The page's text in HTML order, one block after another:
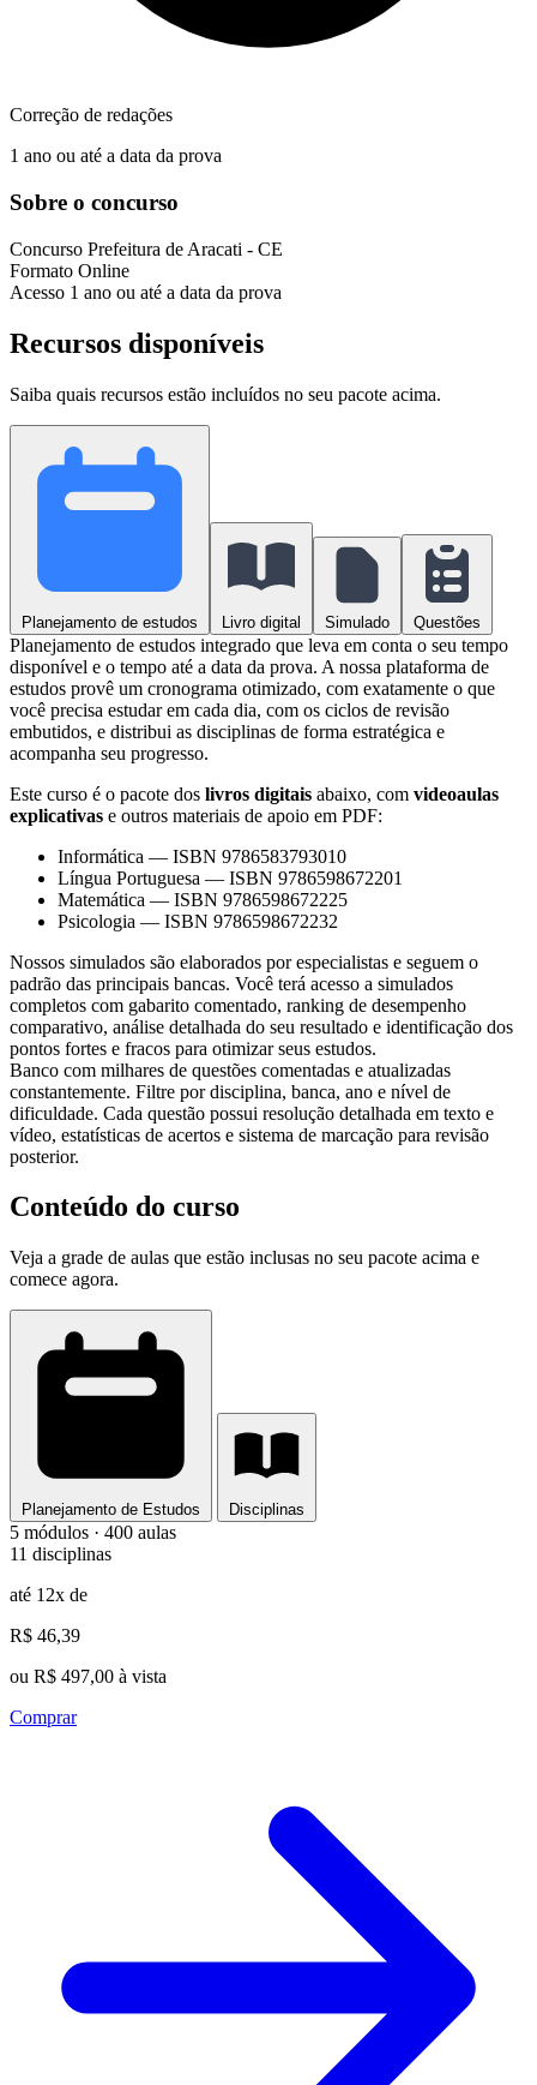
Correção de redações
1 ano ou até a data da prova
Sobre o concurso
Concurso Prefeitura de Aracati - CE
Formato Online
Acesso 1 ano ou até a data da prova
Recursos disponíveis
Saiba quais recursos estão incluídos no seu pacote acima.
Planejamento de estudos Livro digital Simulado Questões
Planejamento de estudos integrado que leva em conta o seu tempo
disponível e o tempo até a data da prova. A nossa plataforma de
estudos provê um cronograma otimizado, com exatamente o que
você precisa estudar em cada dia, com os ciclos de revisão
embutidos, e distribui as disciplinas de forma estratégica e
acompanha seu progresso.
Este curso é o pacote dos livros digitais abaixo, com videoaulas
explicativas e outros materiais de apoio em PDF:
Informática — ISBN 9786583793010
Língua Portuguesa — ISBN 9786598672201
Matemática — ISBN 9786598672225
Psicologia — ISBN 9786598672232
Nossos simulados são elaborados por especialistas e seguem o
padrão das principais bancas. Você terá acesso a simulados
completos com gabarito comentado, ranking de desempenho
comparativo, análise detalhada do seu resultado e identificação dos
pontos fortes e fracos para otimizar seus estudos.
Banco com milhares de questões comentadas e atualizadas
constantemente. Filtre por disciplina, banca, ano e nível de
dificuldade. Cada questão possui resolução detalhada em texto e
vídeo, estatísticas de acertos e sistema de marcação para revisão
posterior.
Conteúdo do curso
Veja a grade de aulas que estão inclusas no seu pacote acima e
comece agora.
Planejamento de Estudos Disciplinas
5 módulos · 400 aulas
11 disciplinas
até 12x de
R$ 46,39
ou R$ 497,00 à vista
Comprar